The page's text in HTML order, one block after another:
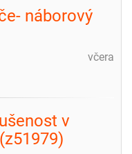
náborový
včera
v